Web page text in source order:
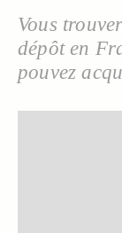
Vous
dépôt en
pouvez